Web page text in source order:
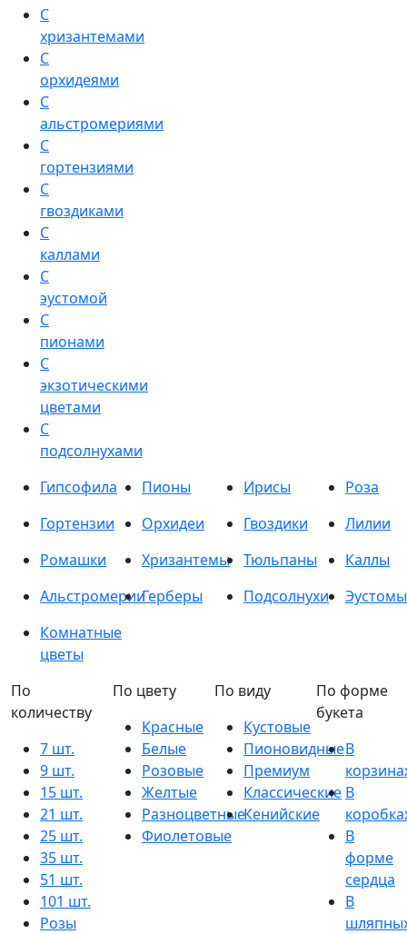
С
хризантемами
С
орхидеями
С
альстромериями
С
гортензиями
С
гвоздиками
С
каллами
С
эустомой
С
пионами
С
экзотическими
цветами
С
подсолнухами
Гипсофила
Пионы Ирисы
Роза
Гортензии
Орхидеи Гвоздики
Лилии
Ромашки
Хризантемы Тюльпаны
Каллы
АльстромерииГерберы Подсолнухи
Эустомы
Комнатные
цветы
По
количеству
7 шт.
9 шт.
15 шт.
21 шт.
25 шт.
35 шт.
51 шт.
101 шт.
Розы
По цвету
Красные
Белые
Розовые
Желтые
Разноцветные
Фиолетовые
По виду
Кустовые
Пионовидные
Премиум
Классические
Кенийские
По форме
букета
В
В
В
форме
сердца
В